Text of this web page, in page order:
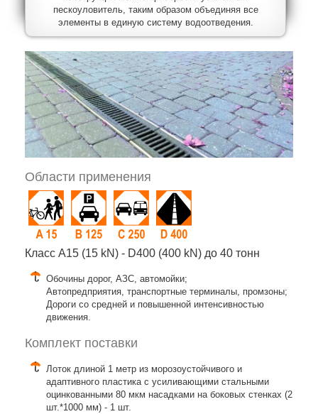
пескоуловитель, таким образом объединяя все
элементы в единую систему водоотведения.
Области применения
Класс A15 (15 kN) - D400 (400 kN) до 40 тонн
Обочины дорог, АЗС, автомойки;
Автопредприятия, транспортные терминалы, промзоны;
Дороги со средней и повышенной интенсивностью
движения.
Комплект поставки
Лоток длиной 1 метр из морозоустойчивого и
адаптивного пластика с усиливающими стальными
оцинкованными 80 мкм насадками на боковых стенках (2
шт.*1000 мм) - 1 шт.